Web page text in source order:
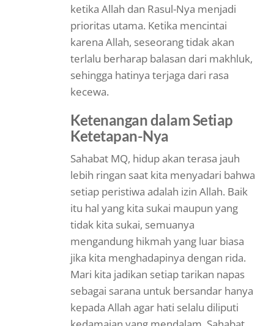
ketika Allah dan Rasul-Nya menjadi
prioritas utama. Ketika mencintai
karena Allah, seseorang tidak akan
terlalu berharap balasan dari makhluk,
sehingga hatinya terjaga dari rasa
kecewa.
Ketenangan dalam Setiap
Ketetapan-Nya
Sahabat MQ, hidup akan terasa jauh
lebih ringan saat kita menyadari bahwa
setiap peristiwa adalah izin Allah. Baik
itu hal yang kita sukai maupun yang
tidak kita sukai, semuanya
mengandung hikmah yang luar biasa
jika kita menghadapinya dengan rida.
Mari kita jadikan setiap tarikan napas
sebagai sarana untuk bersandar hanya
kepada Allah agar hati selalu diliputi